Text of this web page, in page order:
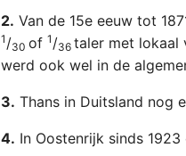
2. Van de 15e eeuw tot
1 /30of1 /36 taler met lokaal
werd ook wel in de
3. Thans in Duitsland nog
4. In Oostenrijk sinds